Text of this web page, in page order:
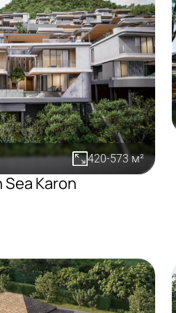
420-573 м²
Karon